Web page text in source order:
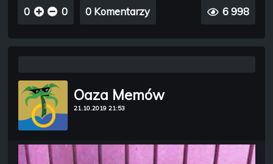
0 0 0 Komentarzy 6 998
Oaza Memów
21.10.2019 21:53